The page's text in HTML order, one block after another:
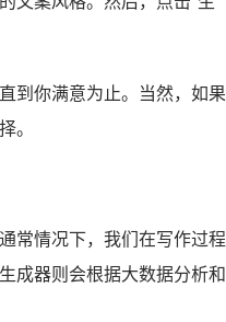
到你满意为止。当然，如果
。
常情况下，我们在写作过程
成器则会根据大数据分析和